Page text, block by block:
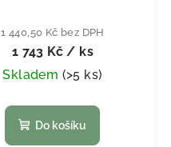
1 440,50 Kč bez DPH
1 743 Kč / ks
Skladem (>5 ks)
Do košíku